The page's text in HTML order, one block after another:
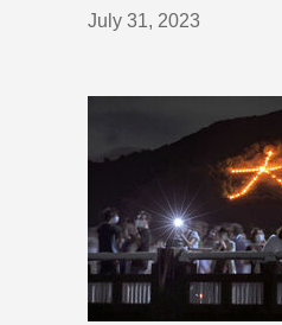
July 31, 2023